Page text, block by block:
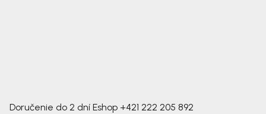
Doručenie do 2 dní Eshop +421 222 205 892